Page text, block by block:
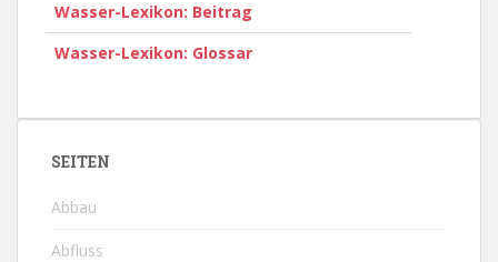
Wasser-Lexikon: Beitrag
Wasser-Lexikon: Glossar
SEITEN
Abbau
Abfluss